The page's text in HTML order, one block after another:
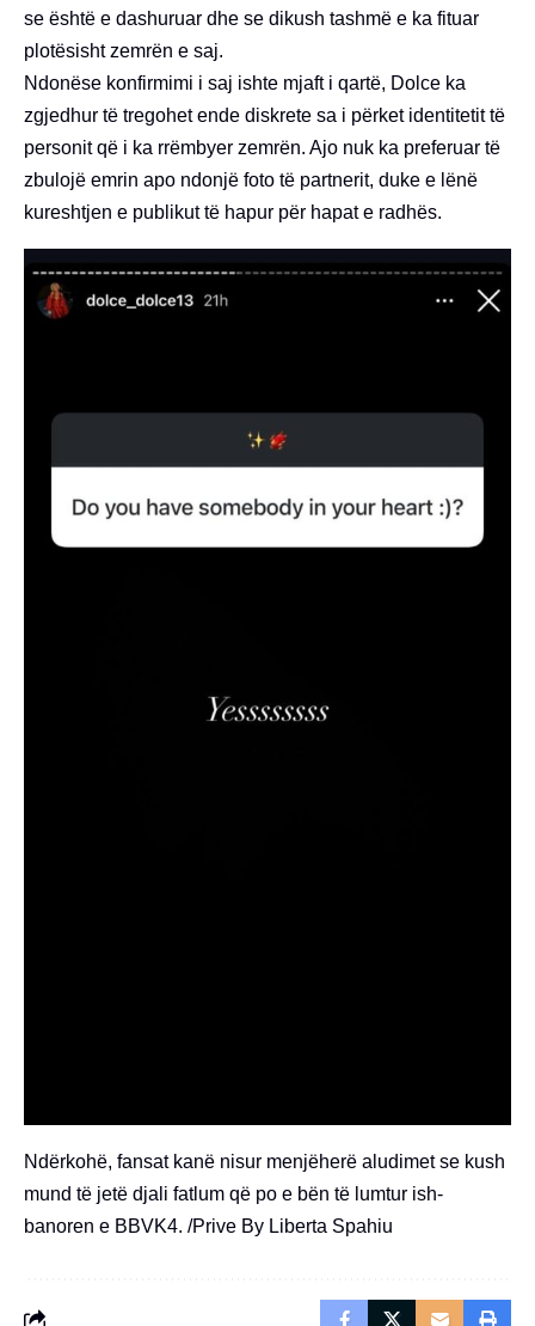
se është e dashuruar dhe se dikush tashmë e ka fituar
plotësisht zemrën e saj.
Ndonëse konfirmimi i saj ishte mjaft i qartë, Dolce ka
zgjedhur të tregohet ende diskrete sa i përket identitetit të
personit që i ka rrëmbyer zemrën. Ajo nuk ka preferuar të
zbulojë emrin apo ndonjë foto të partnerit, duke e lënë
kureshtjen e publikut të hapur për hapat e radhës.
Ndërkohë, fansat kanë nisur menjëherë aludimet se kush
mund të jetë djali fatlum që po e bën të lumtur ish-
banoren e BBVK4. /Prive By Liberta Spahiu